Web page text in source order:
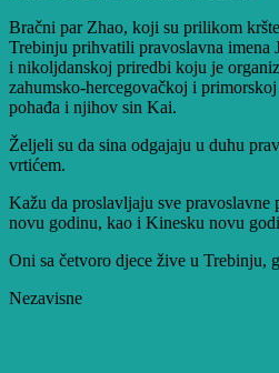
Bračni par Zhao, koji su prilikom
Trebinju prihvatili pravoslavna imena
i nikoljdanskoj priredbi koju je
zahumsko-hercegovačkoj i
pohađa i njihov sin Kai.
Željeli su da sina odgajaju u duhu
vrtićem.
Kažu da proslavljaju sve pravoslavne
novu godinu, kao i Kinesku novu
Oni sa četvoro djece žive u Trebinju,
Nezavisne